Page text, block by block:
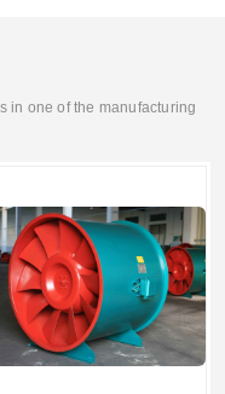
in one of the manufacturing